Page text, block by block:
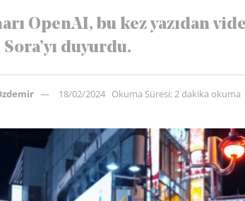
OpenAI, bu kez yazıdan
duyurdu.
18/02/2024 Okuma Süresi: 2 dakika okuma